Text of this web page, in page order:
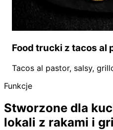
Food trucki z tacos al
Tacos al pastor, salsy,
Funkcje
Stworzone dla
lokali z rakami i